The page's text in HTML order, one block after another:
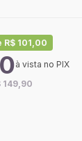
R$ 101,00
149,90
à vista no PIX